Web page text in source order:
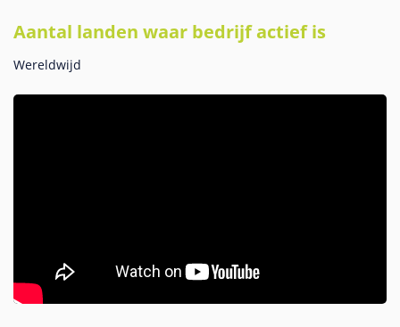
Aantal landen waar bedrijf actief is
Wereldwijd